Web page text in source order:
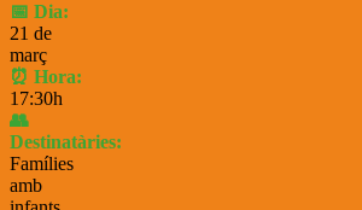
📅 Dia:
21 de
març
⏰ Hora:
17:30h
👥
Destinatàries:
Famílies
amb